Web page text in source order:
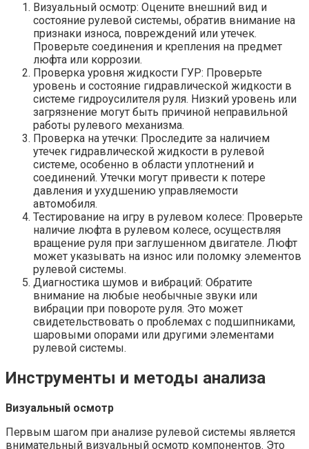
Визуальный осмотр: Оцените внешний вид и
состояние рулевой системы, обратив внимание на
признаки износа, повреждений или утечек.
Проверьте соединения и крепления на предмет
люфта или коррозии.
Проверка уровня жидкости ГУР: Проверьте
уровень и состояние гидравлической жидкости в
системе гидроусилителя руля. Низкий уровень или
загрязнение могут быть причиной неправильной
работы рулевого механизма.
Проверка на утечки: Проследите за наличием
утечек гидравлической жидкости в рулевой
системе, особенно в области уплотнений и
соединений. Утечки могут привести к потере
давления и ухудшению управляемости
автомобиля.
Тестирование на игру в рулевом колесе: Проверьте
наличие люфта в рулевом колесе, осуществляя
вращение руля при заглушенном двигателе. Люфт
может указывать на износ или поломку элементов
рулевой системы.
Диагностика шумов и вибраций: Обратите
внимание на любые необычные звуки или
вибрации при повороте руля. Это может
свидетельствовать о проблемах с подшипниками,
шаровыми опорами или другими элементами
рулевой системы.
Инструменты и методы анализа
Визуальный осмотр
Первым шагом при анализе рулевой системы является
внимательный визуальный осмотр компонентов. Это